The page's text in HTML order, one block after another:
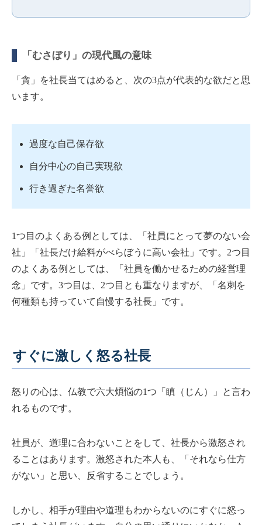
「むさぼり」の現代風の意味
「貪」を社長当てはめると、次の3点が代表的な欲だと思
います。
過度な自己保存欲
自分中心の自己実現欲
行き過ぎた名誉欲
1つ目のよくある例としては、「社員にとって夢のない会
社」「社長だけ給料がべらぼうに高い会社」です。2つ目
のよくある例としては、「社員を働かせるための経営理
念」です。3つ目は、2つ目とも重なりますが、「名刺を
何種類も持っていて自慢する社長」です。
すぐに激しく怒る社長
怒りの心は、仏教で六大煩悩の1つ「瞋（じん）」と言わ
れるものです。
社員が、道理に合わないことをして、社長から激怒され
ることはあります。激怒された本人も、「それなら仕方
がない」と思い、反省することでしょう。
しかし、相手が理由や道理もわからないのにすぐに怒っ